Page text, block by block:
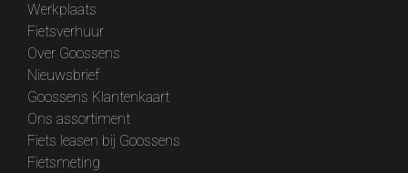
Werkplaats
Fietsverhuur
Over Goossens
‎Nieuwsbrief
Goossens Klantenkaart
Ons assortiment
Fiets leasen bij Goossens
Fietsmeting